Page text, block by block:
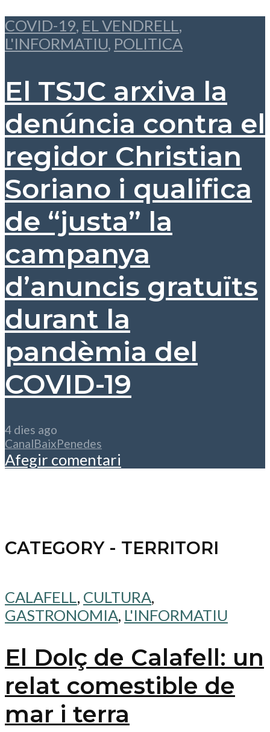
COVID-19, EL VENDRELL ,
L'INFORMATIU, POLITICA
El TSJC arxiva la
denúncia contra el
regidor Christian
Soriano i qualifica
de “justa” la
campanya
d’anuncis gratuïts
durant la
pandèmia del
COVID-19
4 dies ago
CanalBaixPenedes
Afegir comentari
CATEGORY - TERRITORI
CALAFELL, CULTURA,
GASTRONOMIA, L'INFORMATIU
El Dolç de Calafell: un
relat comestible de
mar i terra